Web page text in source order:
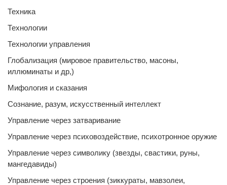
Техника
Технологии
Технологии управления
Глобализация (мировое правительство, масоны,
иллюминаты и др,)
Мифология и сказания
Сознание, разум, искусственный интеллект
Управление через затваривание
Управление через психовоздействие, психотронное оружие
Управление через символику (звезды, свастики, руны,
мангедавиды)
Управление через строения (зиккураты, мавзолеи,